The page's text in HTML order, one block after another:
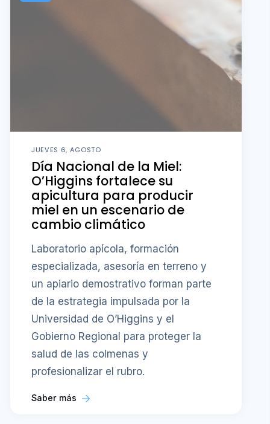
JUEVES 6, AGOSTO
Día Nacional de la Miel:
O’Higgins fortalece su
apicultura para producir
miel en un escenario de
cambio climático
Laboratorio apícola, formación
especializada, asesoría en terreno y
un apiario demostrativo forman parte
de la estrategia impulsada por la
Universidad de O’Higgins y el
Gobierno Regional para proteger la
salud de las colmenas y
profesionalizar el rubro.
Saber más